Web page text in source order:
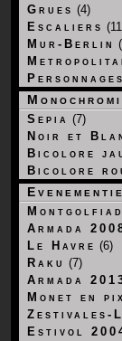
Grues (4)
Escaliers
Mur-Berlin
Personnages
Sepia (7)
Noir et
Bicolore
Bicolore
Armada
Le Havre (6)
Raku (7)
Armada
Monet en
Zestivales-
Estivol